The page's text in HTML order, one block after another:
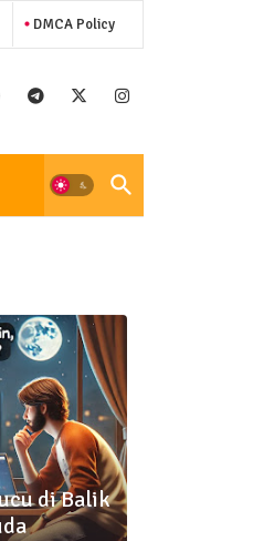
DMCA Policy
di Balik